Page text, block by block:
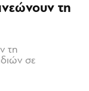
τη
τη
σε